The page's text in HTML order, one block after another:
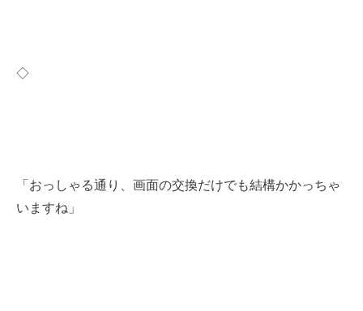
◇
「おっしゃる通り、画面の交換だけでも結構かかっちゃ
いますね」